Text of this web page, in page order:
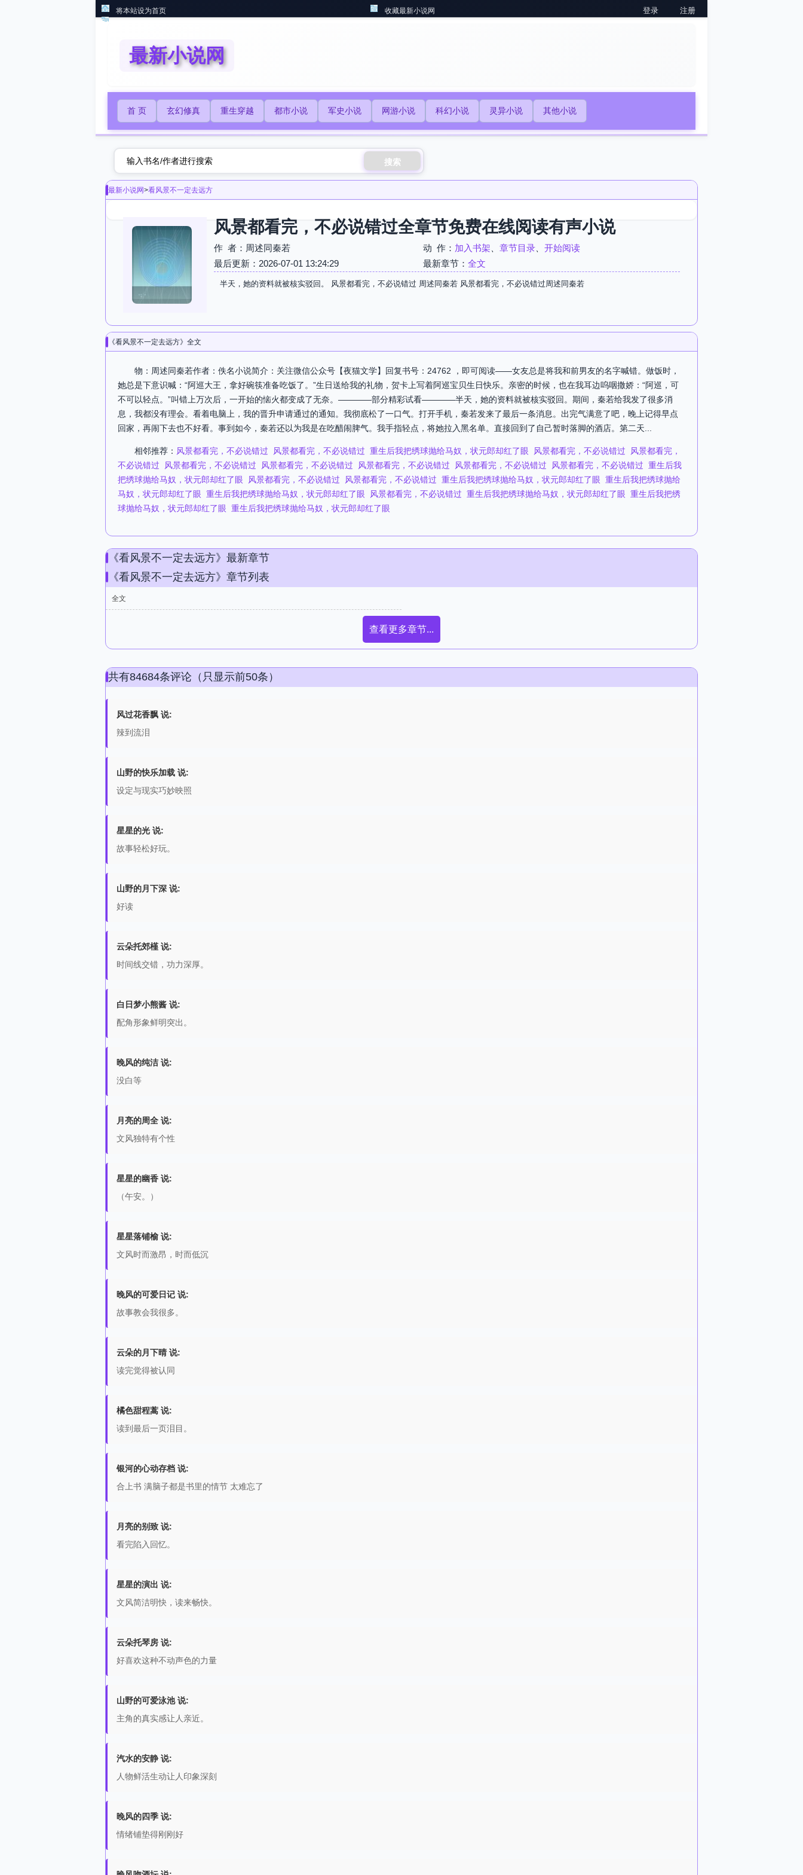
将本站设为首页 收藏最新小说网 登录 注册
最新小说网
首 页 玄幻修真 重生穿越 都市小说 军史小说 网游小说 科幻小说 灵异小说 其他小说
搜索
最新小说网>看风景不一定去远方
风景都看完，不必说错过全章节免费在线阅读有声小说
作 者：周述同秦若 动 作： 加入书架 章节目录
开始阅读
最后更新：2026-07-01 13:24:29
最新章节： 全文
半天，她的资料就被核实驳回。 风景都看完，不必说错过 周述同秦若 风景都看完，不必说错过周述同秦若
《看风景不一定去远方》全文
物：周述同秦若作者：佚名小说简介：关注微信公众号【夜猫文学】回复书号：24762 ，即可阅读——女友总是将我和前男友的名字喊错。做饭时，
她总是下意识喊：“阿巡大王，拿好碗筷准备吃饭了。”生日送给我的礼物，贺卡上写着阿巡宝贝生日快乐。亲密的时候，也在我耳边呜咽撒娇：“阿巡，可
不可以轻点。”叫错上万次后，一开始的恼火都变成了无奈。————部分精彩试看————半天，她的资料就被核实驳回。期间，秦若给我发了很多消
息，我都没有理会。看着电脑上，我的晋升申请通过的通知。我彻底松了一口气。打开手机，秦若发来了最后一条消息。出完气满意了吧，晚上记得早点
回家，再闹下去也不好看。事到如今，秦若还以为我是在吃醋闹脾气。我手指轻点，将她拉入黑名单。直接回到了自己暂时落脚的酒店。第二天...
相邻推荐： 风景都看完，不必说错过 风景都看完，不必说错过 重生后我把绣球抛给马奴，状元郎却红了眼 风景都看完，不必说错过
风景都看完，
不必说错过
风景都看完，不必说错过 风景都看完，不必说错过 风景都看完，不必说错过 风景都看完，不必说错过 风景都看完，不必说错过 重生后我
把绣球抛给马奴，状元郎却红了眼
风景都看完，不必说错过 风景都看完，不必说错过 重生后我把绣球抛给马奴，状元郎却红了眼 重生后我把绣球抛给
马奴，状元郎却红了眼 重生后我把绣球抛给马奴，状元郎却红了眼 风景都看完，不必说错过 重生后我把绣球抛给马奴，状元郎却红了眼 重生后我把绣
球抛给马奴，状元郎却红了眼 重生后我把绣球抛给马奴，状元郎却红了眼
《看风景不一定去远方》最新章节
《看风景不一定去远方》章节列表
全文
查看更多章节...
共有84684条评论（只显示前50条）
风过花香飘 说:
辣到流泪
山野的快乐加载 说:
设定与现实巧妙映照
星星的光 说:
故事轻松好玩。
山野的月下深 说:
好读
云朵托郊槿 说:
时间线交错，功力深厚。
白日梦小熊酱 说:
配角形象鲜明突出。
晚风的纯洁 说:
没白等
月亮的周全 说:
文风独特有个性
星星的幽香 说:
（午安。）
星星落铺榆 说:
文风时而激昂，时而低沉
晚风的可爱日记 说:
故事教会我很多。
云朵的月下晴 说:
读完觉得被认同
橘色甜程蒿 说:
读到最后一页泪目。
银河的心动存档 说:
合上书 满脑子都是书里的情节 太难忘了
月亮的别致 说:
看完陷入回忆。
星星的演出 说:
文风简洁明快，读来畅快。
云朵托琴房 说:
好喜欢这种不动声色的力量
山野的可爱泳池 说:
主角的真实感让人亲近。
汽水的安静 说:
人物鲜活生动让人印象深刻
晚风的四季 说:
情绪铺垫得刚刚好